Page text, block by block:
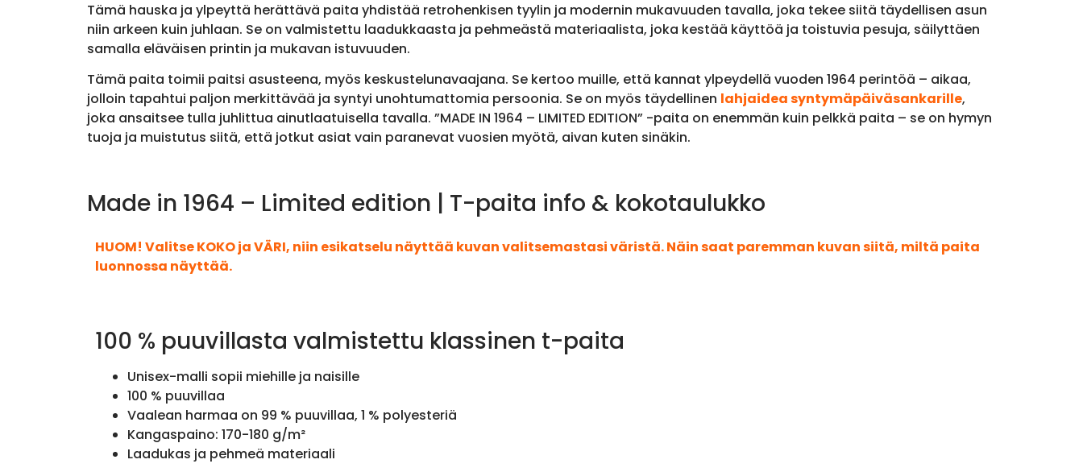
Tämä hauska ja ylpeyttä herättävä paita yhdistää retrohenkisen tyylin ja modernin mukavuuden tavalla, joka tekee siitä täydellisen asun
niin arkeen kuin juhlaan. Se on valmistettu laadukkaasta ja pehmeästä materiaalista, joka kestää käyttöä ja toistuvia pesuja, säilyttäen
samalla eläväisen printin ja mukavan istuvuuden.
Tämä paita toimii paitsi asusteena, myös keskustelunavaajana. Se kertoo muille, että kannat ylpeydellä vuoden 1964 perintöä – aikaa,
jolloin tapahtui paljon merkittävää ja syntyi unohtumattomia persoonia. Se on myös täydellinen lahjaidea syntymäpäiväsankarille,
joka ansaitsee tulla juhlittua ainutlaatuisella tavalla. ”MADE IN 1964 – LIMITED EDITION” -paita on enemmän kuin pelkkä paita – se on hymyn
tuoja ja muistutus siitä, että jotkut asiat vain paranevat vuosien myötä, aivan kuten sinäkin.
Made in 1964 – Limited edition | T-paita info & kokotaulukko
HUOM! Valitse KOKO ja VÄRI, niin esikatselu näyttää kuvan valitsemastasi väristä. Näin saat paremman kuvan siitä, miltä paita
luonnossa näyttää.
100 % puuvillasta valmistettu klassinen t-paita
Unisex-malli sopii miehille ja naisille
100 % puuvillaa
Vaalean harmaa on 99 % puuvillaa, 1 % polyesteriä
Kangaspaino: 170-180 g/m²
Laadukas ja pehmeä materiaali